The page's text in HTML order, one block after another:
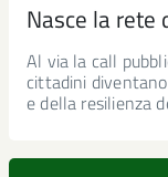
Nasce la rete
Al via la call
cittadini
e della resilienza